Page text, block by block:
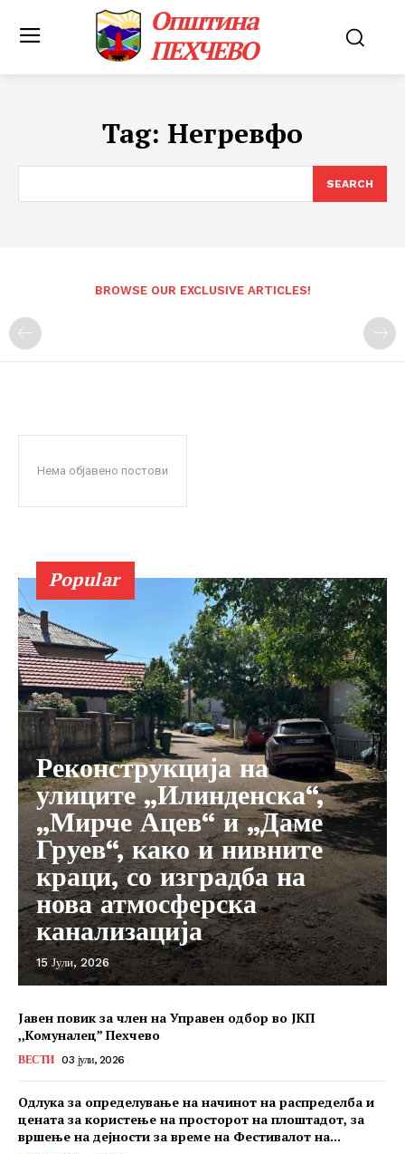
Општина
ПЕХЧЕВО
Tag: Негревфо
SEARCH
BROWSE OUR EXCLUSIVE ARTICLES!
Нема објавено постови
Popular
Реконструкција на
улиците „Илинденска“,
„Мирче Ацев“ и „Даме
Груев“, како и нивните
краци, со изградба на
нова атмосферска
канализација
15 Јули, 2026
Јавен повик за член на Управен одбор во ЈКП
,,Комуналец” Пехчево
ВЕСТИ 03 јули, 2026
Одлука за определување на начинот на распределба и
цената за користење на просторот на плоштадот, за
вршење на дејности за време на Фестивалот на...